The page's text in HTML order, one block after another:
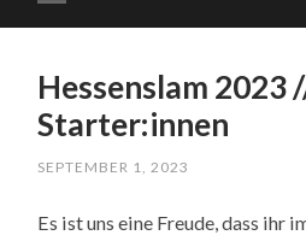
Hessenslam 2023
Starter:innen
SEPTEMBER 1, 2023
Es ist uns eine Freude, dass ihr